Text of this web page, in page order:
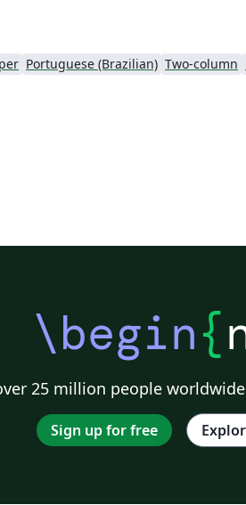
Portuguese (Brazilian) Two-column
\begin{
25 million people
Sign up for free